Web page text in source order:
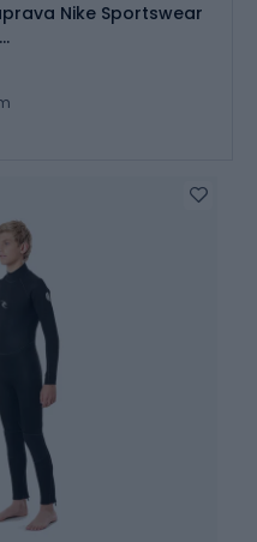
Nike Sportswear